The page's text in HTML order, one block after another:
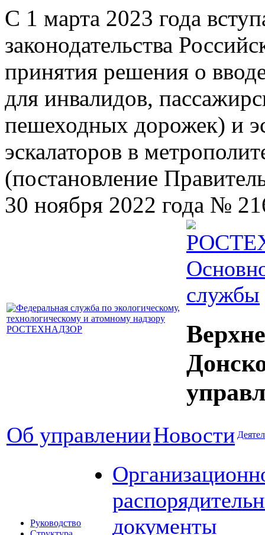
С 1 марта 2023 года
законодательства
принятия решения о
для инвалидов,
пешеходных дорожек) и
эскалаторов в
(постановление
30 ноября 2022 года №
службы
Об управленииНовости
Руководство
документы